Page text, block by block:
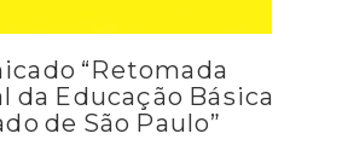
“Retomada
da Educação Básica
de São Paulo”